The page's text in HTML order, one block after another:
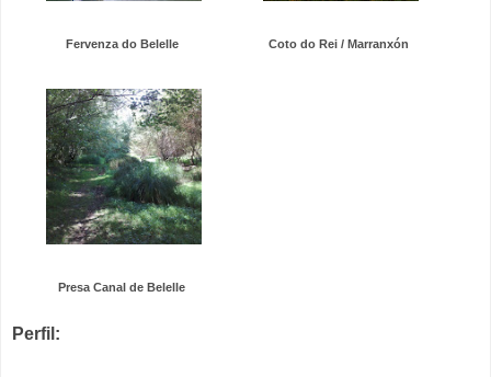
Fervenza do Belelle Coto do Rei / Marranxón
Presa Canal de Belelle
Perfil: